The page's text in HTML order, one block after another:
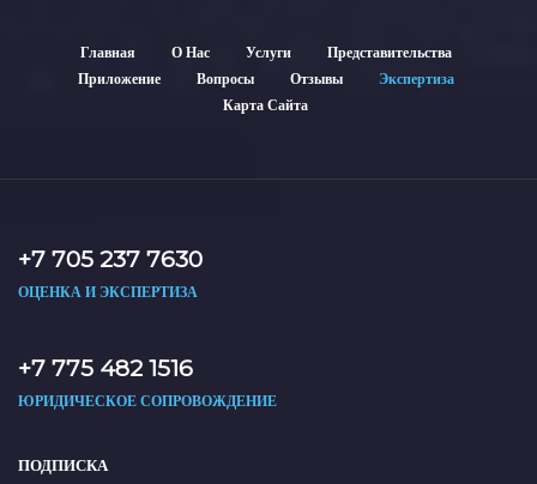
Главная О Нас Услуги
Представительства
Приложение
Вопросы Отзывы
Экспертиза
Карта Сайта
+7 705 237 7630
ОЦЕНКА И ЭКСПЕРТИЗА
+7 775 482 1516
ЮРИДИЧЕСКОЕ СОПРОВОЖДЕНИЕ
ПОДПИСКА